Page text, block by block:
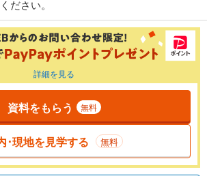
ださい。
詳細を見る
資料をもらう 無料
･現地を見学する 無料